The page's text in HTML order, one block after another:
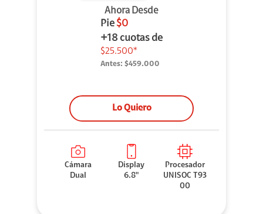
Ahora Desde
Pie $0
+18 cuotas de
$25.500*
Antes: $459.000
Lo Quiero
Cámara
Dual
Display
6.8"
Procesador
UNISOC T93
00